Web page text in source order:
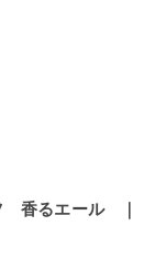
香るエール ｜